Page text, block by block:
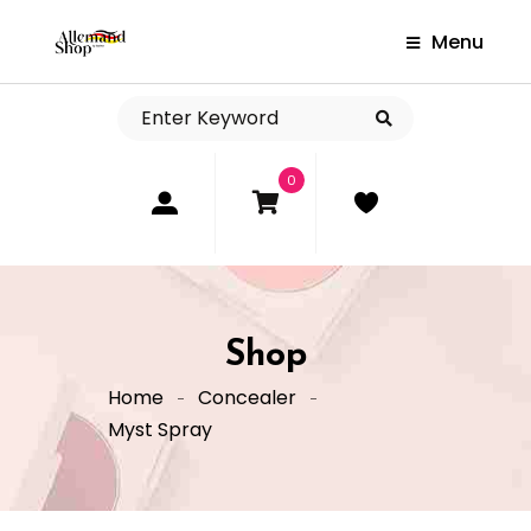
Menu
0
Shop
Home
Concealer
Myst Spray